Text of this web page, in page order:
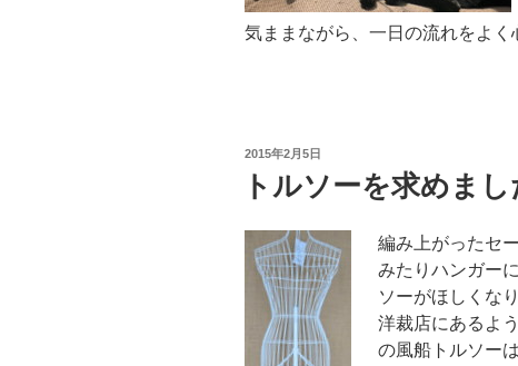
気ままながら、一日の流れをよく
投
日:
2015年2月5日
トルソーを求めまし
編み上がったセ
みたりハンガー
ソーがほしくな
洋裁店にあるよ
の風船トルソー